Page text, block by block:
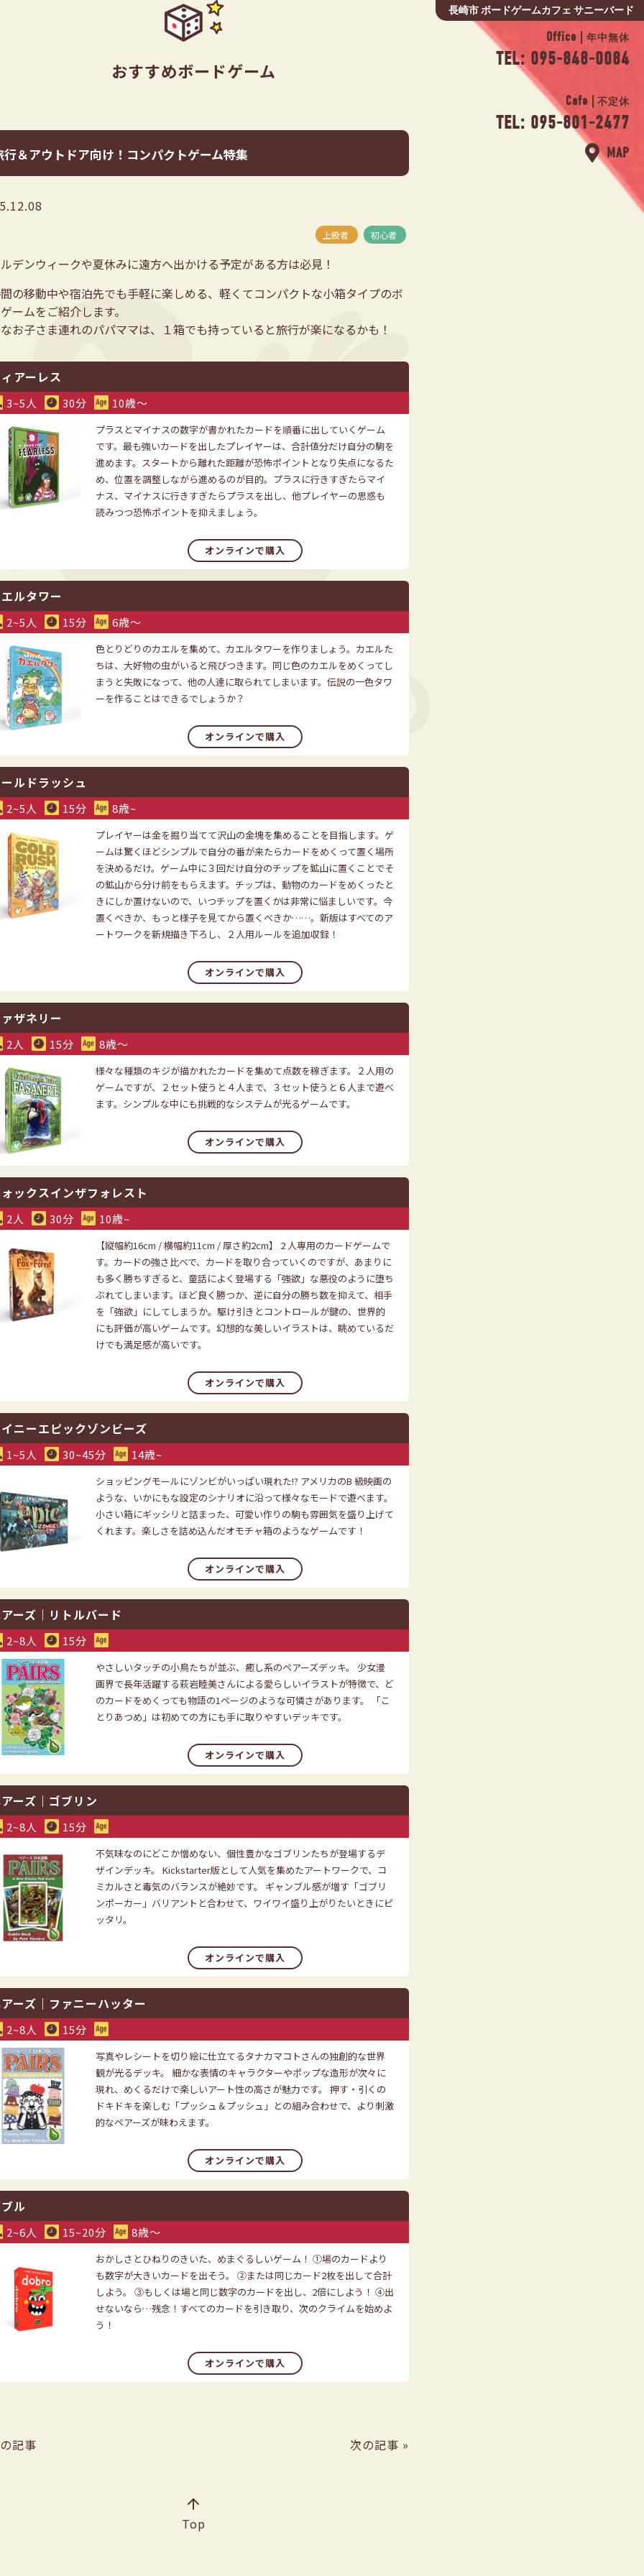
長崎市 ボードゲームカフェ サニーバード
Office | 年中無休
TEL: 095-848-0084
Cafe | 不定休
TEL: 095-801-2477
MAP
おすすめボードゲーム
行＆アウトドア向け！コンパクトゲーム特集
上級者 初心者
デンウィークや夏休みに遠方へ出かける予定がある方は必見！
の移動中や宿泊先でも手軽に楽しめる、軽くてコンパクトな小箱タイプのボ
ームをご紹介します。
お子さま連れのパパママは、１箱でも持っていると旅行が楽になるかも！
アーレス
3~5人 30分 10歳〜
プラスとマイナスの数字が書かれたカードを順番に出していくゲーム
です。最も強いカードを出したプレイヤーは、合計値分だけ自分の駒を
進めます。スタートから離れた距離が恐怖ポイントとなり失点になるた
め、位置を調整しながら進めるのが目的。プラスに行きすぎたらマイ
ナス、マイナスに行きすぎたらプラスを出し、他プレイヤーの思惑も
読みつつ恐怖ポイントを抑えましょう。
オンラインで購入
ルタワー
2~5人 15分 6歳〜
色とりどりのカエルを集めて、カエルタワーを作りましょう。カエルた
ちは、大好物の虫がいると飛びつきます。同じ色のカエルをめくってし
まうと失敗になって、他の人達に取られてしまいます。伝説の一色タワ
ーを作ることはできるでしょうか？
オンラインで購入
ルドラッシュ
2~5人 15分 8歳~
プレイヤーは金を掘り当てて沢山の金塊を集めることを目指します。ゲ
ームは驚くほどシンプルで自分の番が来たらカードをめくって置く場所
を決めるだけ。ゲーム中に３回だけ自分のチップを鉱山に置くことでそ
の鉱山から分け前をもらえます。チップは、動物のカードをめくったと
きにしか置けないので、いつチップを置くかは非常に悩ましいです。今
置くべきか、もっと様子を見てから置くべきか……。新版はすべてのア
ートワークを新規描き下ろし、２人用ルールを追加収録！
オンラインで購入
ザネリー
2人 15分 8歳〜
様々な種類のキジが描かれたカードを集めて点数を稼ぎます。２人用の
ゲームですが、２セット使うと４人まで、３セット使うと６人まで遊べ
ます。シンプルな中にも挑戦的なシステムが光るゲームです。
オンラインで購入
ックスインザフォレスト
2人 30分 10歳~
【縦幅約16cm / 横幅約11cm / 厚さ約2cm】 2 人専用のカードゲームで
す。カードの強さ比べで、カードを取り合っていくのですが、あまりに
も多く勝ちすぎると、童話によく登場する「強欲」な悪役のように堕ち
ぶれてしまいます。ほど良く勝つか、逆に自分の勝ち数を抑えて、相手
を「強欲」にしてしまうか。駆け引きとコントロールが鍵の、世界的
にも評価が高いゲームです。幻想的な美しいイラストは、眺めているだ
けでも満足感が高いです。
オンラインで購入
ニーエピックゾンビーズ
1~5人 30~45分 14歳~
ショッピングモールにゾンビがいっぱい現れた!? アメリカのB 級映画の
ような、いかにもな設定のシナリオに沿って様々なモードで遊べます。
小さい箱にギッシリと詰まった、可愛い作りの駒も雰囲気を盛り上げて
くれます。楽しさを詰め込んだオモチャ箱のようなゲームです！
オンラインで購入
ーズ｜リトルバード
2~8人 15分
やさしいタッチの小鳥たちが並ぶ、癒し系のペアーズデッキ。 少女漫
画界で長年活躍する萩岩睦美さんによる愛らしいイラストが特徴で、ど
のカードをめくっても物語の1ページのような可憐さがあります。 「こ
とりあつめ」は初めての方にも手に取りやすいデッキです。
オンラインで購入
ーズ｜ゴブリン
2~8人 15分
不気味なのにどこか憎めない、個性豊かなゴブリンたちが登場するデ
ザインデッキ。 Kickstarter版として人気を集めたアートワークで、コ
ミカルさと毒気のバランスが絶妙です。 ギャンブル感が増す「ゴブリ
ンポーカー」バリアントと合わせて、ワイワイ盛り上がりたいときにピ
ッタリ。
オンラインで購入
ーズ｜ファニーハッター
2~8人 15分
写真やレシートを切り絵に仕立てるタナカマコトさんの独創的な世界
観が光るデッキ。 細かな表情のキャラクターやポップな造形が次々に
現れ、めくるだけで楽しいアート性の高さが魅力です。 押す・引くの
ドキドキを楽しむ「プッシュ＆プッシュ」との組み合わせで、より刺激
的なペアーズが味わえます。
オンラインで購入
ル
2~6人 15~20分 8歳〜
おかしさとひねりのきいた、めまぐるしいゲーム！ ①場のカードより
も数字が大きいカードを出そう。 ②または同じカード2枚を出して合計
しよう。 ③もしくは場と同じ数字のカードを出し、2倍にしよう！ ④出
せないなら…残念！すべてのカードを引き取り、次のクライムを始めよ
う！
オンラインで購入
記事 次の記事 »
Top